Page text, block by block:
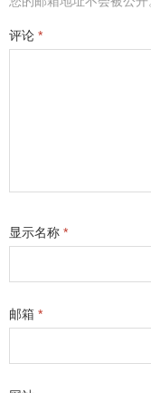
评论 *
显示名称 *
邮箱 *